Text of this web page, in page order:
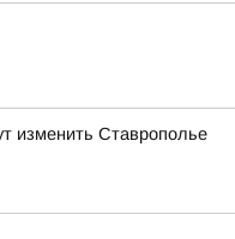
изменить Ставрополье